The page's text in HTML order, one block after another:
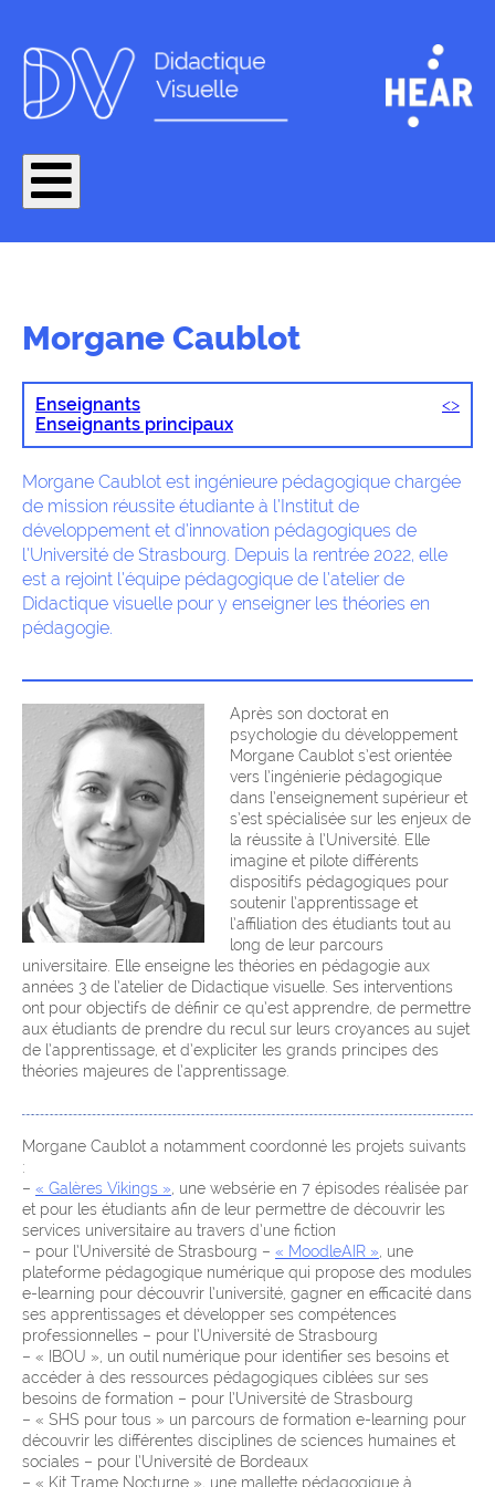
Morgane Caublot
Enseignants
Enseignants principaux
<>
Morgane Caublot est ingénieure pédagogique chargée
de mission réussite étudiante à l’Institut de
développement et d’innovation pédagogiques de
l’Université de Strasbourg. Depuis la rentrée 2022, elle
est a rejoint l’équipe pédagogique de l’atelier de
Didactique visuelle pour y enseigner les théories en
pédagogie.
Après son doctorat en
psychologie du développement
Morgane Caublot s’est orientée
vers l’ingénierie pédagogique
dans l’enseignement supérieur et
s’est spécialisée sur les enjeux de
la réussite à l’Université. Elle
imagine et pilote différents
dispositifs pédagogiques pour
soutenir l’apprentissage et
l’affiliation des étudiants tout au
long de leur parcours
universitaire. Elle enseigne les théories en pédagogie aux
années 3 de l’atelier de Didactique visuelle. Ses interventions
ont pour objectifs de définir ce qu’est apprendre, de permettre
aux étudiants de prendre du recul sur leurs croyances au sujet
de l’apprentissage, et d’expliciter les grands principes des
théories majeures de l’apprentissage.
Morgane Caublot a notamment coordonné les projets suivants
:
– « Galères Vikings », une websérie en 7 épisodes réalisée par
et pour les étudiants afin de leur permettre de découvrir les
services universitaire au travers d’une fiction
– pour l’Université de Strasbourg – « MoodleAIR », une
plateforme pédagogique numérique qui propose des modules
e-learning pour découvrir l’université, gagner en efficacité dans
ses apprentissages et développer ses compétences
professionnelles – pour l’Université de Strasbourg
– « IBOU », un outil numérique pour identifier ses besoins et
accéder à des ressources pédagogiques ciblées sur ses
besoins de formation – pour l’Université de Strasbourg
– « SHS pour tous » un parcours de formation e-learning pour
découvrir les différentes disciplines de sciences humaines et
sociales – pour l’Université de Bordeaux
– « Kit Trame Nocturne », une mallette pédagogique à